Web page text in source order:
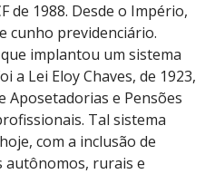
de 1988. Desde o Império,
cunho previdenciário.
implantou um sistema
a Lei Eloy Chaves, de 1923,
Aposetadorias e Pensões
Tal sistema
com a inclusão de
autônomos, rurais e